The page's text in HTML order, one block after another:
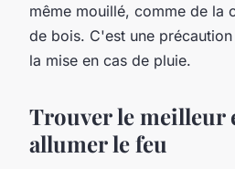
même mouillé, comme de la
de bois. C'est une
la mise en cas de pluie.
Trouver le meilleur
allumer le feu